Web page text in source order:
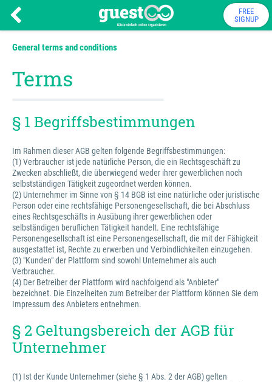
FREE
SIGNUP
General terms and conditions
Terms
§ 1 Begriffsbestimmungen
Im Rahmen dieser AGB gelten folgende Begriffsbestimmungen:
(1) Verbraucher ist jede natürliche Person, die ein Rechtsgeschäft zu
Zwecken abschließt, die überwiegend weder ihrer gewerblichen noch
selbstständigen Tätigkeit zugeordnet werden können.
(2) Unternehmer im Sinne von § 14 BGB ist eine natürliche oder juristische
Person oder eine rechtsfähige Personengesellschaft, die bei Abschluss
eines Rechtsgeschäfts in Ausübung ihrer gewerblichen oder
selbständigen beruflichen Tätigkeit handelt. Eine rechtsfähige
Personengesellschaft ist eine Personengesellschaft, die mit der Fähigkeit
ausgestattet ist, Rechte zu erwerben und Verbindlichkeiten einzugehen.
(3) "Kunden" der Plattform sind sowohl Unternehmer als auch
Verbraucher.
(4) Der Betreiber der Plattform wird nachfolgend als "Anbieter"
bezeichnet. Die Einzelheiten zum Betreiber der Plattform können Sie dem
Impressum des Anbieters entnehmen.
§ 2 Geltungsbereich der AGB für
Unternehmer
(1) Ist der Kunde Unternehmer (siehe § 1 Abs. 2 der AGB) gelten